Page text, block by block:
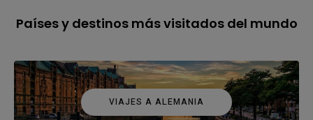
Países y destinos más visitados del mundo
VIAJES A ALEMANIA